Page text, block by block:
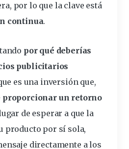
por lo que la clave está
continua.
por qué deberías
publicitarios
es una inversión que,
proporcionar un retorno
de esperar a que la
producto por sí sola,
directamente a los